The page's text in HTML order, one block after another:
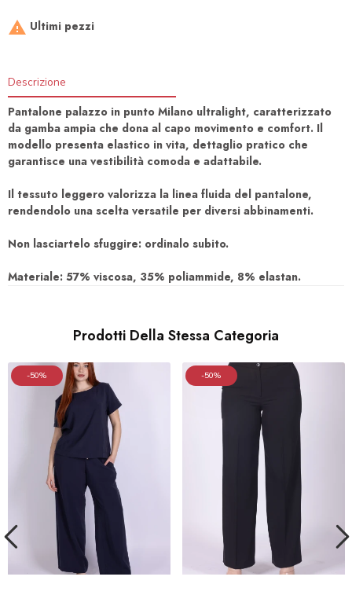
 Ultimi pezzi
Descrizione
Pantalone palazzo in punto Milano ultralight, caratterizzato
da gamba ampia che dona al capo movimento e comfort. Il
modello presenta elastico in vita, dettaglio pratico che
garantisce una vestibilità comoda e adattabile.
Il tessuto leggero valorizza la linea fluida del pantalone,
rendendolo una scelta versatile per diversi abbinamenti.
Non lasciartelo sfuggire: ordinalo subito.
Materiale: 57% viscosa, 35% poliammide, 8% elastan.
Prodotti Della Stessa Categoria
-50% -50%